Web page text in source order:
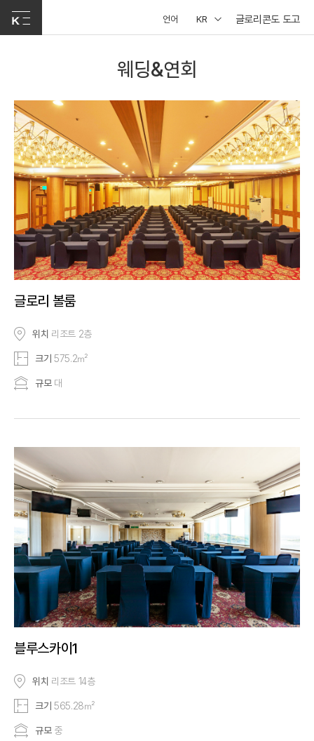
언어 KR 글로리콘도 도고
웨딩&연회
글로리 볼룸
위치 리조트 2층
크기 575.2㎡
규모대
블루스카이1
위치 리조트 14층
크기 565.28㎡
규모중